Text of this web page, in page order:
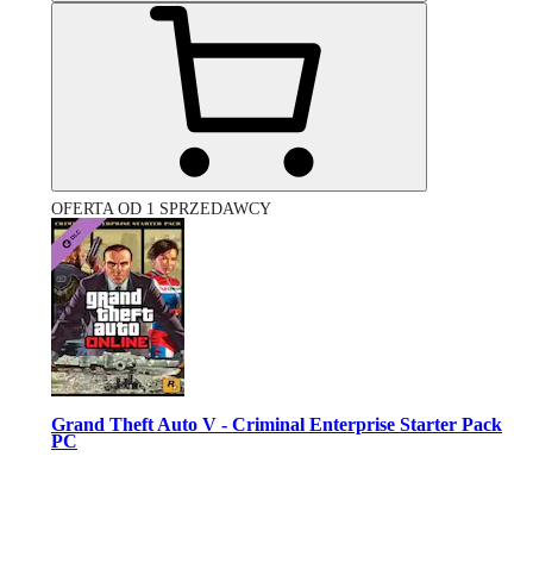
OFERTA OD 1 SPRZEDAWCY
Grand Theft Auto V - Criminal Enterprise Starter Pack
PC